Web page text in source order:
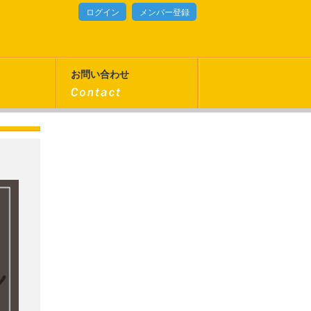
ログイン メンバー登録
お問い合わせ